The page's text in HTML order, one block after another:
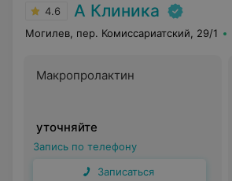
4.6 А Клиника
Могилев, пер. Комиссариатский, 29/1
Макропролактин
уточняйте
Запись по телефону
Записаться